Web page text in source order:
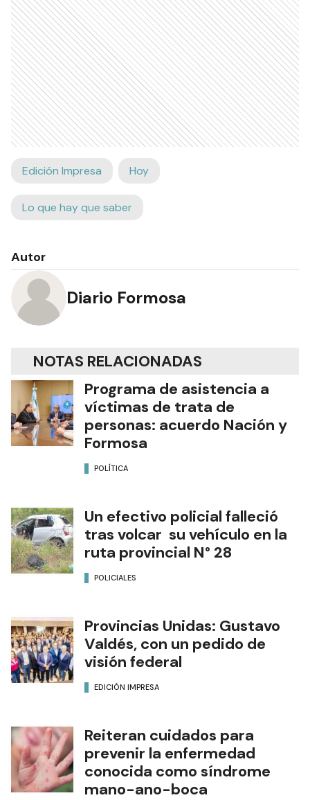
Edición Impresa Hoy
Lo que hay que saber
Autor
Diario Formosa
NOTAS RELACIONADAS
Programa de asistencia a
víctimas de trata de
personas: acuerdo Nación y
Formosa
POLÍTICA
Un efectivo policial falleció
tras volcar su vehículo en la
ruta provincial N° 28
POLICIALES
Provincias Unidas: Gustavo
Valdés, con un pedido de
visión federal
EDICIÓN IMPRESA
Reiteran cuidados para
prevenir la enfermedad
conocida como síndrome
mano-ano-boca